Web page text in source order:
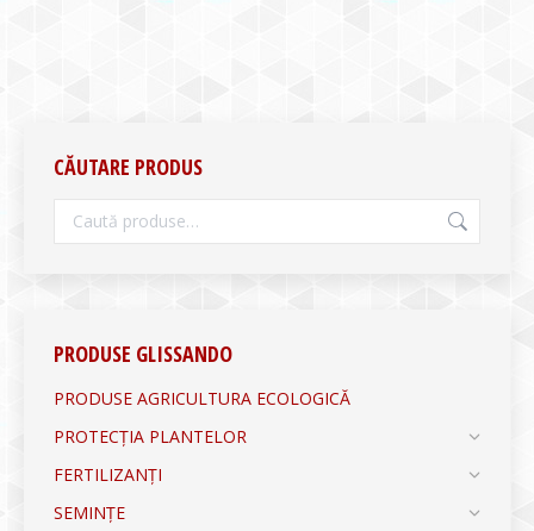
CĂUTARE PRODUS
PRODUSE GLISSANDO
PRODUSE AGRICULTURA ECOLOGICĂ
PROTECȚIA PLANTELOR
FERTILIZANȚI
SEMINȚE